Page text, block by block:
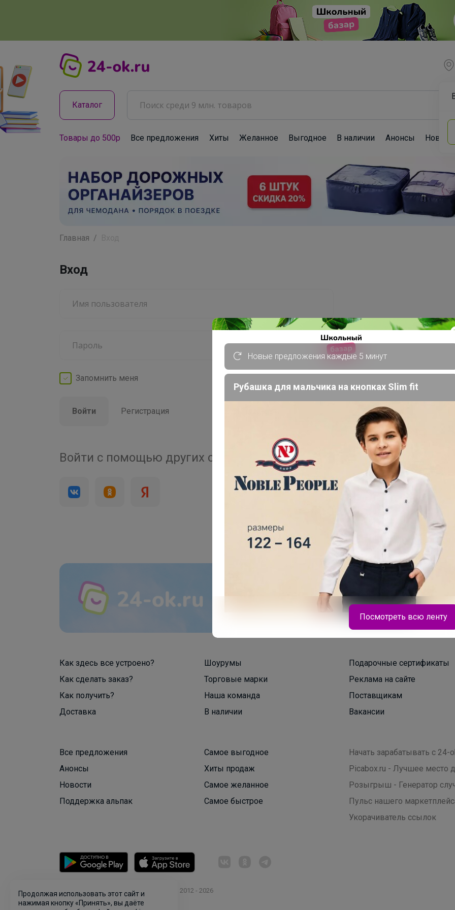
Каталог
Товары до 500р Все предложения Хиты Желанное Выгодное В наличии Анонсы Новости
Главная
Вход
Запомнить меня
Войти Регистрация
Войти с помощью других сервисов
4 000+
200+
организаторов
Как здесь все устроено?
Как сделать заказ?
Как получить?
Доставка
Шоурумы
Торговые марки
Наша команда
В наличии
Подарочные сертификаты
Реклама на сайте
Поставщикам
Вакансии
Все предложения
Анонсы
Новости
Поддержка альпак
Самое выгодное
Хиты продаж
Самое желанное
Самое быстрое
Начать зарабатывать с 24-
Picabox.ru - Лучшее место
Розыгрыш - Генератор
Пульс нашего
Укорачиватель ссылок
© ООО "Лявита", ОГРН 1122468054070, 2012 - 2026
Политика конфиденциальности
Новые предложения каждые 5 минут
Рубашка для мальчика на кнопках Slim fit
На физкультуру днем, на прогулку вечером.
Кроссовки Sprandi за 2790 рублей
Посмотреть всю ленту
Продолжая использовать этот сайт и
нажимая кнопку «Принять», вы даёте